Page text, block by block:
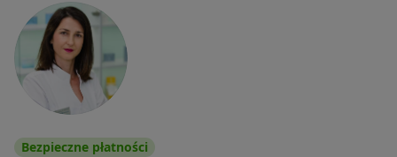
Bezpieczne płatności